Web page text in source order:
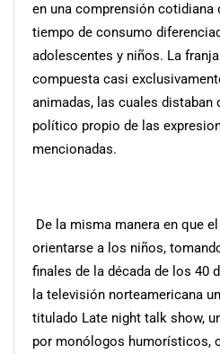
en una comprensión cotidiana
tiempo de consumo
adolescentes y niños. La
compuesta casi
animadas, las cuales
político propio de las
mencionadas.
De la misma manera en que
orientarse a los niños,
finales de la década de los 40
la televisión norteamericana
titulado Late night talk show,
por monólogos humorísticos,